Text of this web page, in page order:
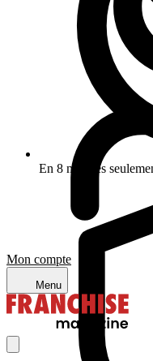
Mon compte
Menu
En 8 minutes